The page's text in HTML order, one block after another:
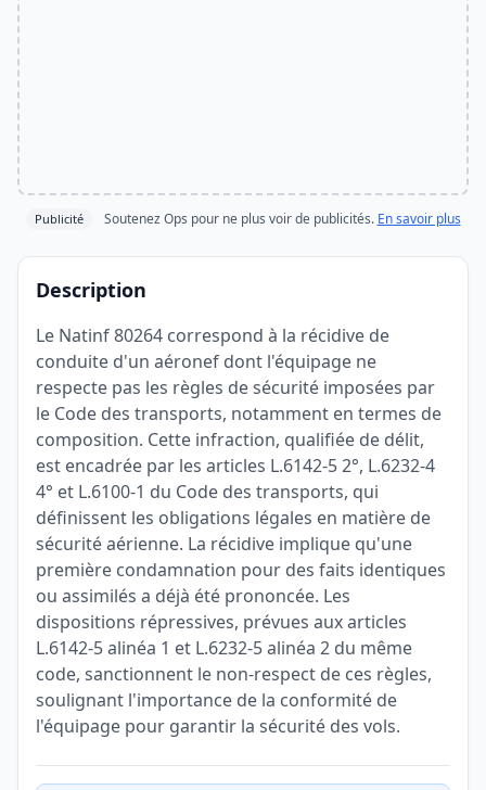
Publicité Soutenez Ops pour ne plus voir de publicités. En savoir plus
Description
Le Natinf 80264 correspond à la récidive de
conduite d'un aéronef dont l'équipage ne
respecte pas les règles de sécurité imposées par
le Code des transports, notamment en termes de
composition. Cette infraction, qualifiée de délit,
est encadrée par les articles L.6142-5 2°, L.6232-4
4° et L.6100-1 du Code des transports, qui
définissent les obligations légales en matière de
sécurité aérienne. La récidive implique qu'une
première condamnation pour des faits identiques
ou assimilés a déjà été prononcée. Les
dispositions répressives, prévues aux articles
L.6142-5 alinéa 1 et L.6232-5 alinéa 2 du même
code, sanctionnent le non-respect de ces règles,
soulignant l'importance de la conformité de
l'équipage pour garantir la sécurité des vols.